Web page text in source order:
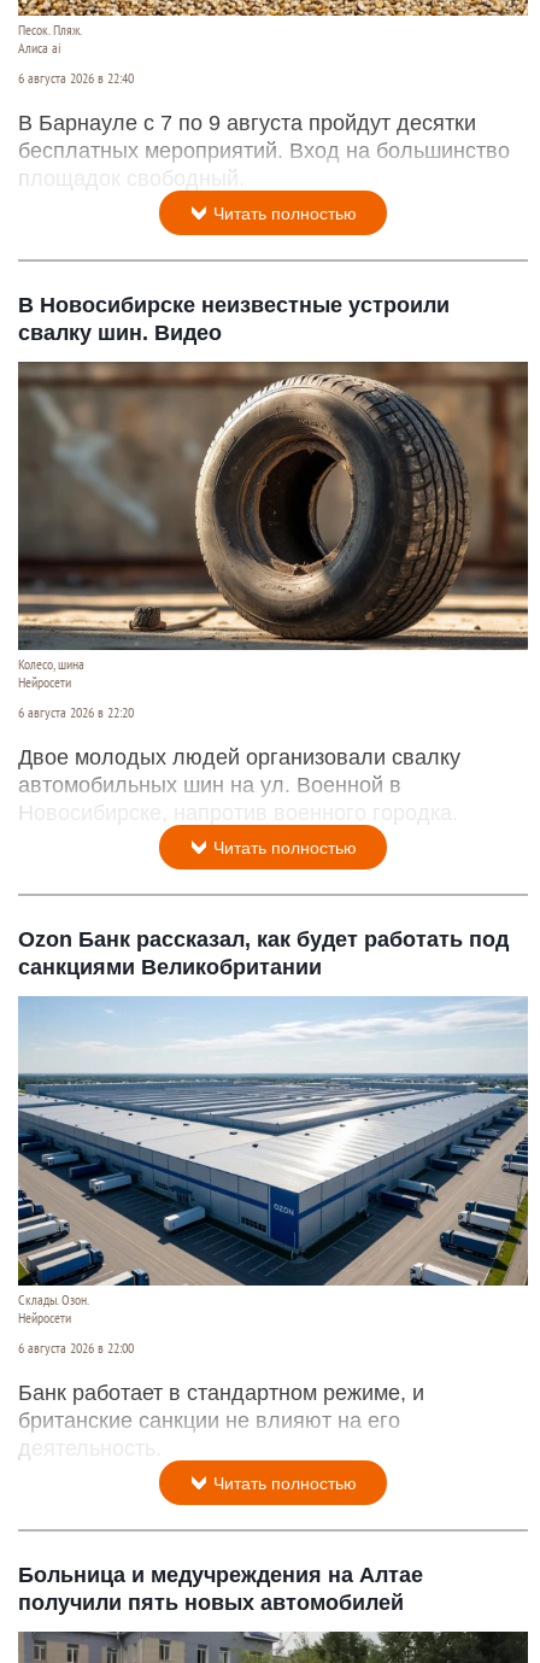
Песок. Пляж.
Алиса ai
6 августа 2026 в 22:40
В Барнауле с 7 по 9 августа пройдут десятки
бесплатных мероприятий. Вход на большинство
площадок свободный.
Читать полностью
В Новосибирске неизвестные устроили
свалку шин. Видео
Колесо, шина
Нейросети
6 августа 2026 в 22:20
Двое молодых людей организовали свалку
автомобильных шин на ул. Военной в
Новосибирске, напротив военного городка.
Читать полностью
Ozon Банк рассказал, как будет работать под
санкциями Великобритании
Склады. Озон.
Нейросети
6 августа 2026 в 22:00
Банк работает в стандартном режиме, и
британские санкции не влияют на его
деятельность.
Читать полностью
Больница и медучреждения на Алтае
получили пять новых автомобилей